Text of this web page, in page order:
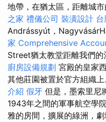
地帶，在猶太區，距離城
之家 禮儀公司 裝潢設計 台
Andrássyút，
家 Comprehensive
Street猶太教堂距離我們的
廚房設備規劃 宮殿的皇家
其他莊園被置於官方組織上
介紹 假牙 但是，墨索里尼
1943年之間的軍事航空學
雅的房間，擴展的綠洲，